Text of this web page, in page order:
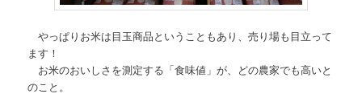
やっぱりお米は目玉商品ということもあり、売り場も目立って
ます！
お米のおいしさを測定する「食味値」が、どの農家でも高いと
のこと。